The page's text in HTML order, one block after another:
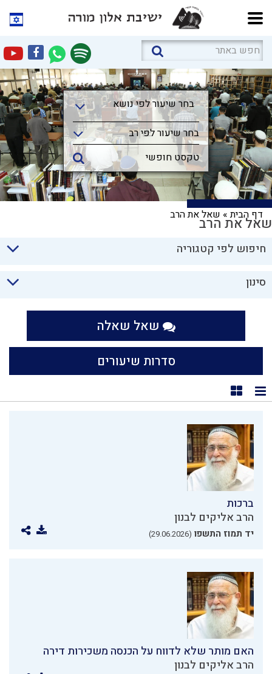
בחר שיעור לפי נושא
בחר שיעור לפי נושא
בחר שיעור לפי רב
דף הבית» שאל את הרבשאל את הרב
חיפוש לפי קטגוריה
סינון
שאל שאלה
סדרות שיעורים
תצוגת רשימה
תצוגת קוביות
ברכות
הרב אליקים לבנון
יד תמוז התשפו (29.06.2026)
האם מותר שלא לדווח על הכנסה משכירות דירה
הרב אליקים לבנון